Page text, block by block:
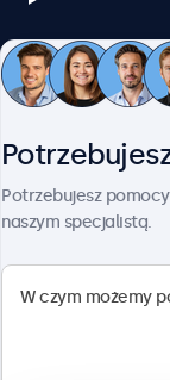
Potrzebujesz
naszym specjalistą.